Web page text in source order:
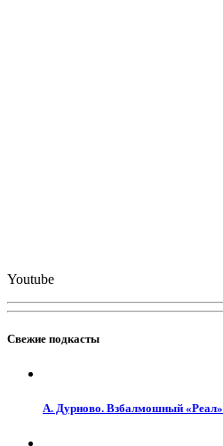
Youtube
Свежие подкасты
А. Дурново. Взбалмошный «Реал»